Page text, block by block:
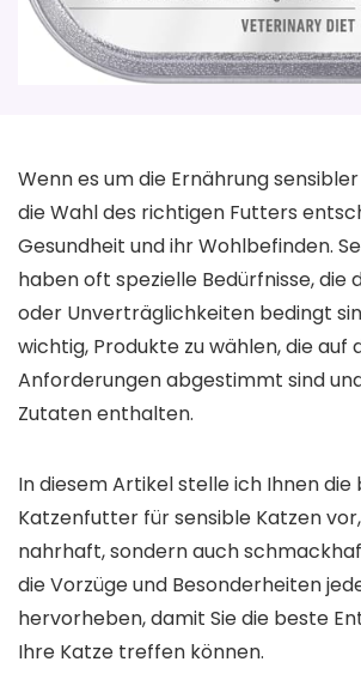
Wenn es um die Ernährung
die Wahl des richtigen Futters
Gesundheit und ihr Wohlbefinden.
haben oft spezielle Bedürfnisse, die
oder Unverträglichkeiten bedingt
wichtig, Produkte zu wählen, die auf
Anforderungen abgestimmt sind
Zutaten enthalten.
In diesem Artikel stelle ich Ihnen die
Katzenfutter für sensible Katzen
nahrhaft, sondern auch
die Vorzüge und Besonderheiten
hervorheben, damit Sie die beste
Ihre Katze treffen können.